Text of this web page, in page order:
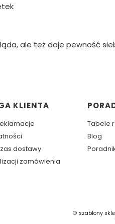
ale też daje pewność
KLIENTA
dostawy
zamówienia
Tabele
Blog
© szablony